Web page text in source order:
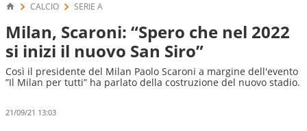
CALCIO SERIE A
Milan, Scaroni: “Spero che nel 2022
si inizi il nuovo San Siro”
Così il presidente del Milan Paolo Scaroni a margine dell'evento
”Il Milan per tutti” ha parlato della costruzione del nuovo stadio.
21/09/21 13:03